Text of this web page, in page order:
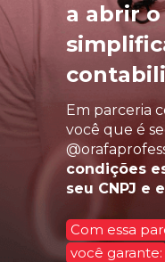
a abrir o
Em parceria
você que é
condições
seu CNPJ e
Com essa
você garante: